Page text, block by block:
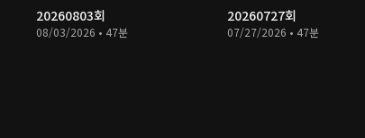
20260803회
08/03/2026 • 47분
20260727회
07/27/2026 • 47분